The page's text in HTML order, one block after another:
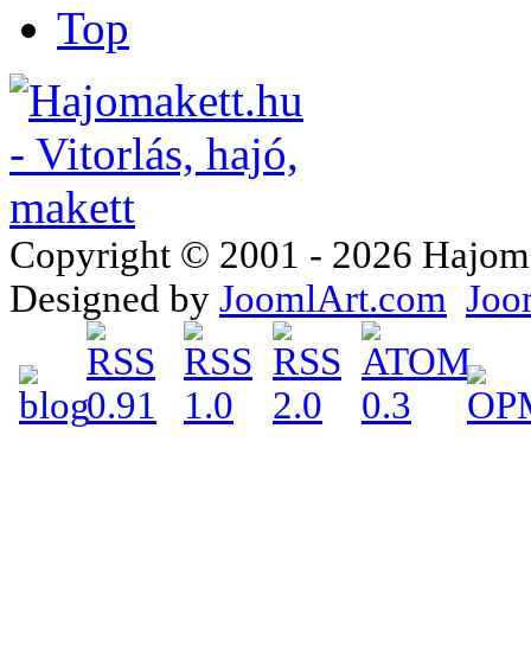
Top
Copyright © 2001 - 2026
Designed by JoomlArt.com